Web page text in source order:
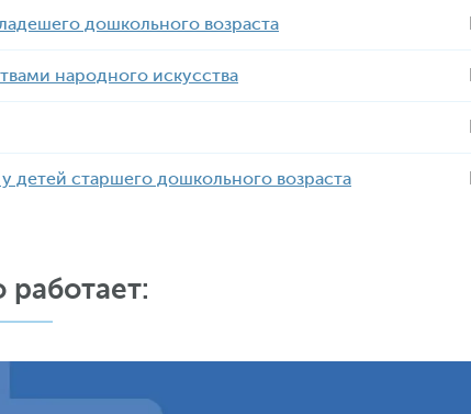
дошкольного возраста
народного искусства
детей старшего дошкольного возраста
работает: